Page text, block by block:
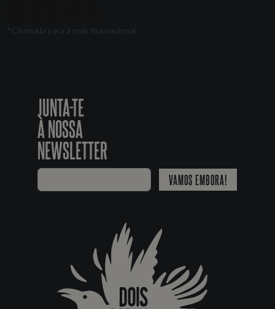
*Chamada para a rede fixa nacional
JUNTA-TE
À NOSSA
NEWSLETTER
VAMOS EMBORA!